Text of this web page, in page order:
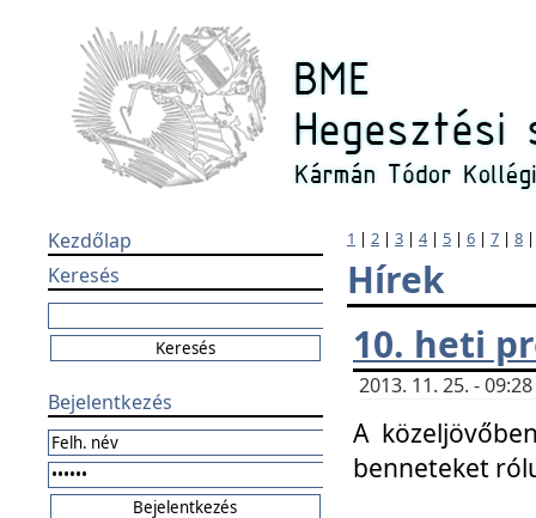
Kezdőlap
Keresés
Bejelentkezés
1 | 2 | 3 | 4| 5 | 6 | 7 | 8
Hírek
10. heti
2013. 11. 25. -
A
benneteket